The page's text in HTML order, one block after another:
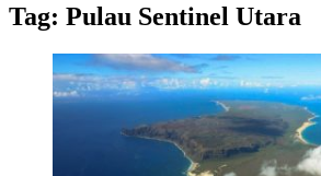
Tag: Pulau Sentinel Utara